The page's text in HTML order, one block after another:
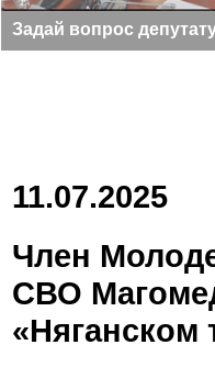
Задай вопрос
11.07.2025
Член
СВО
«Няганском